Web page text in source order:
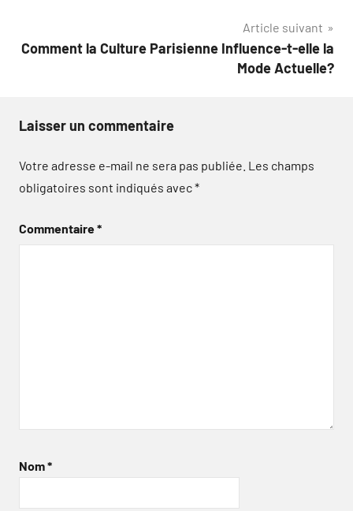
Article suivant
Comment la Culture Parisienne Influence-t-elle la
Mode Actuelle?
Laisser un commentaire
Votre adresse e-mail ne sera pas publiée. Les champs
obligatoires sont indiqués avec*
Commentaire*
Nom*